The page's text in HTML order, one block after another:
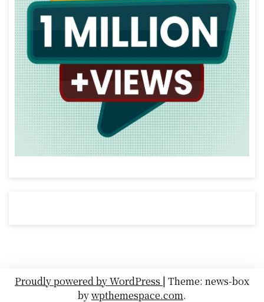
Proudly powered by WordPress | Theme: news-box
bywpthemespace.com.